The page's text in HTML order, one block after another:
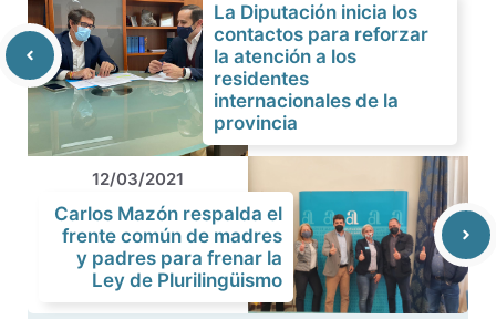
La Diputación inicia los
contactos para reforzar
la atención a los
residentes
internacionales de la
provincia
12/03/2021
Carlos Mazón respalda el
frente común de madres
y padres para frenar la
Ley de Plurilingüismo